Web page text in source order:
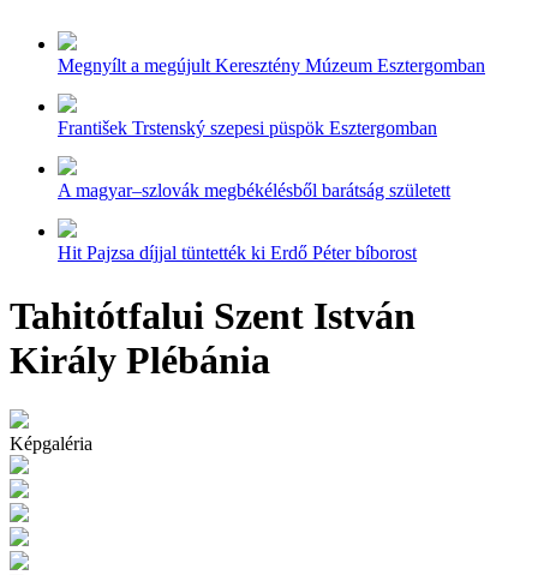
Megnyílt a megújult Keresztény Múzeum Esztergomban
František Trstenský szepesi püspök Esztergomban
A magyar–szlovák megbékélésből barátság született
Hit Pajzsa díjjal tüntették ki Erdő Péter bíborost
Tahitótfalui Szent István
Király Plébánia
Képgaléria